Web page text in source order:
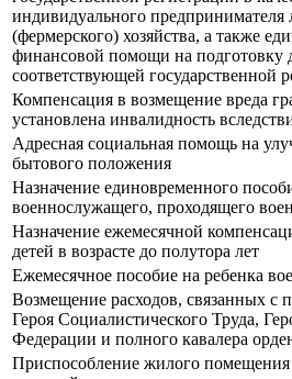
индивидуального предпринимателя
(фермерского) хозяйства, а также
финансовой помощи на подготовку
соответствующей государственной
Компенсация в возмещение вреда
установлена инвалидность
Адресная социальная помощь на
бытового положения
Назначение единовременного
военнослужащего, проходящего
Назначение ежемесячной
детей в возрасте до полутора лет
Ежемесячное пособие на ребенка
Возмещение расходов, связанных с
Героя Социалистического Труда,
Федерации и полного кавалера
Приспособление жилого помещения